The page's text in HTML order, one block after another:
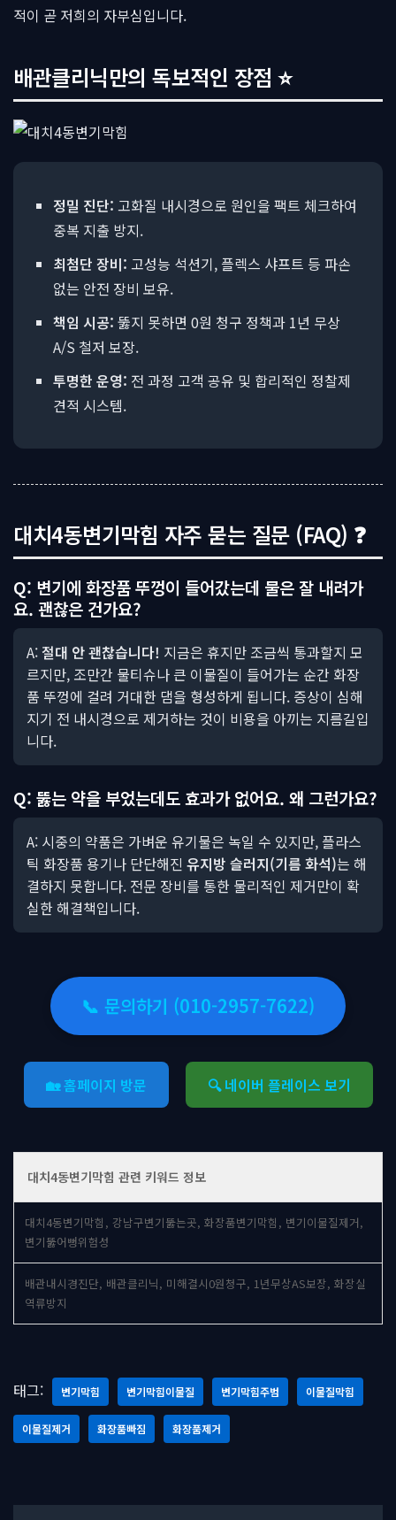
적이 곧 저희의 자부심입니다.
배관클리닉만의 독보적인 장점 ⭐
정밀 진단: 고화질 내시경으로 원인을 팩트 체크하여
중복 지출 방지.
최첨단 장비: 고성능 석션기, 플렉스 샤프트 등 파손
없는 안전 장비 보유.
책임 시공: 뚫지 못하면 0원 청구 정책과 1년 무상
A/S 철저 보장.
투명한 운영: 전 과정 고객 공유 및 합리적인 정찰제
견적 시스템.
대치4동변기막힘 자주 묻는 질문 (FAQ) ❓
Q: 변기에 화장품 뚜껑이 들어갔는데 물은 잘 내려가
요. 괜찮은 건가요?
A:절대 안 괜찮습니다! 지금은 휴지만 조금씩 통과할지 모
르지만, 조만간 물티슈나 큰 이물질이 들어가는 순간 화장
품 뚜껑에 걸려 거대한 댐을 형성하게 됩니다. 증상이 심해
지기 전 내시경으로 제거하는 것이 비용을 아끼는 지름길입
니다.
Q: 뚫는 약을 부었는데도 효과가 없어요. 왜 그런가요?
A: 시중의 약품은 가벼운 유기물은 녹일 수 있지만, 플라스
틱 화장품 용기나 단단해진 유지방 슬러지(기름 화석)는 해
결하지 못합니다. 전문 장비를 통한 물리적인 제거만이 확
실한 해결책입니다.
📞 문의하기 (010-2957-7622)
🏡 홈페이지 방문 🔍 네이버 플레이스 보기
대치4동변기막힘 관련 키워드 정보
대치4동변기막힘, 강남구변기뚫는곳, 화장품변기막힘, 변기이물질제거,
변기뚫어뻥위험성
배관내시경진단, 배관클리닉, 미해결시0원청구, 1년무상AS보장, 화장실
역류방지
태그: 변기막힘 변기막힘이물질 변기막힘주범 이물질막힘
이물질제거 화장품빠짐 화장품제거